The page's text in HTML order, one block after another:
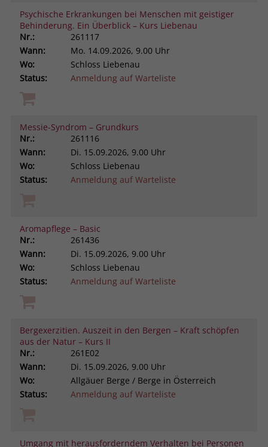
Psychische Erkrankungen bei Menschen mit geistiger
Behinderung. Ein Überblick – Kurs Liebenau
Nr.:
261117
Wann:
Mo. 14.09.2026, 9.00 Uhr
Wo:
Schloss Liebenau
Status:
Anmeldung auf Warteliste
Messie-Syndrom – Grundkurs
Nr.:
261116
Wann:
Di. 15.09.2026, 9.00 Uhr
Wo:
Schloss Liebenau
Status:
Anmeldung auf Warteliste
Aromapflege – Basic
Nr.:
261436
Wann:
Di. 15.09.2026, 9.00 Uhr
Wo:
Schloss Liebenau
Status:
Anmeldung auf Warteliste
Bergexerzitien. Auszeit in den Bergen – Kraft schöpfen
aus der Natur – Kurs II
Nr.:
261E02
Wann:
Di. 15.09.2026, 9.00 Uhr
Wo:
Allgäuer Berge / Berge in Österreich
Status:
Anmeldung auf Warteliste
Umgang mit herausforderndem Verhalten bei Personen